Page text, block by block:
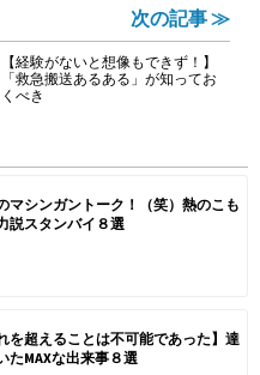
次の記事 ≫
【経験がないと想像もできず！】
「救急搬送あるある」が知ってお
くべき
マシンガントーク！（笑）熱のこも
説スタンバイ８選
を超えることは不可能であった】達
たMAXな出来事８選